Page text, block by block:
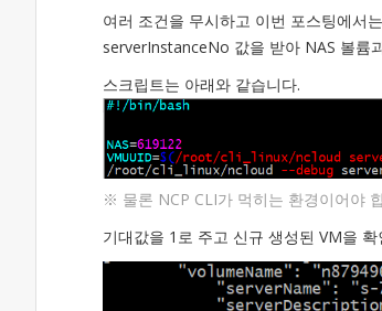
여러 조건을 무시하고 이번 포스팅에서
serverInstanceNo 값을 받아 NAS 볼륨
스크립트는 아래와 같습니다.
※ 물론 NCP CLI가 먹히는 환경이어야
기대값을 1로 주고 신규 생성된 VM을